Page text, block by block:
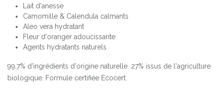
Lait d'anesse
Camomille & Calendula calmants
Aleo vera hydratant
Fleur d'oranger adoucissante
Agents hydratants naturels
99,7% d'ingrédients d'origine naturelle. 27% issus de l'agriculture
biologique. Formule certifiée Ecocert.